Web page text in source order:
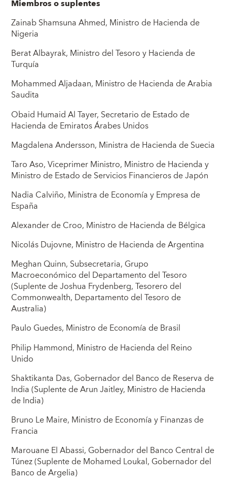
Miembros o suplentes
Zainab Shamsuna Ahmed, Ministro de Hacienda de
Nigeria
Berat Albayrak, Ministro del Tesoro y Hacienda de
Turquía
Mohammed Aljadaan, Ministro de Hacienda de Arabia
Saudita
Obaid Humaid Al Tayer, Secretario de Estado de
Hacienda de Emiratos Árabes Unidos
Magdalena Andersson, Ministra de Hacienda de Suecia
Taro Aso, Viceprimer Ministro, Ministro de Hacienda y
Ministro de Estado de Servicios Financieros de Japón
Nadia Calviño, Ministra de Economía y Empresa de
España
Alexander de Croo, Ministro de Hacienda de Bélgica
Nicolás Dujovne, Ministro de Hacienda de Argentina
Meghan Quinn, Subsecretaria, Grupo
Macroeconómico del Departamento del Tesoro
(Suplente de Joshua Frydenberg, Tesorero del
Commonwealth, Departamento del Tesoro de
Australia)
Paulo Guedes, Ministro de Economía de Brasil
Philip Hammond, Ministro de Hacienda del Reino
Unido
Shaktikanta Das, Gobernador del Banco de Reserva de
India (Suplente de Arun Jaitley, Ministro de Hacienda
de India)
Bruno Le Maire, Ministro de Economía y Finanzas de
Francia
Marouane El Abassi, Gobernador del Banco Central de
Túnez (Suplente de Mohamed Loukal, Gobernador del
Banco de Argelia)